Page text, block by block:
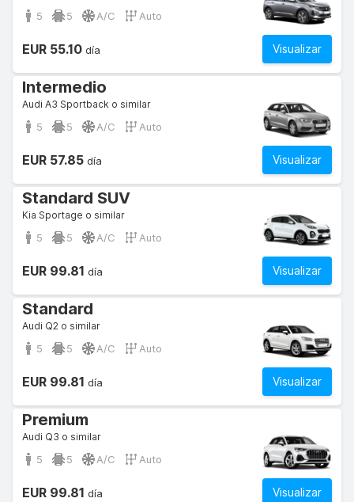
5 5 A/C Auto
Visualizar
EUR 55.10 día
Intermedio
Audi A3 Sportback o similar
5 5 A/C Auto
Visualizar
EUR 57.85 día
Standard SUV
Kia Sportage o similar
5 5 A/C Auto
Visualizar
EUR 99.81 día
Standard
Audi Q2 o similar
5 5 A/C Auto
Visualizar
EUR 99.81 día
Premium
Audi Q3 o similar
5 5 A/C Auto
Visualizar
EUR 99.81 día